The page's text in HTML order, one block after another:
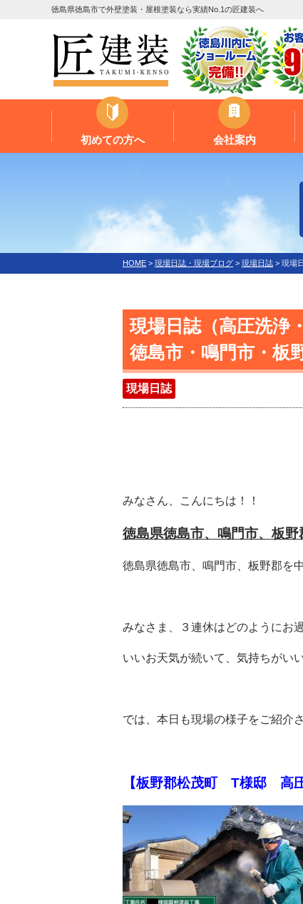
徳島県徳島市で外壁塗装・屋根塗装なら実績No.1の匠建装へ
初めての方へ 会社案内
HOME > 現場日誌・現場ブログ > 現場日誌 > 現場
現場日誌（高圧洗浄
徳島市・鳴門市・板
現場日誌
みなさん、こんにちは！！
徳島県徳島市、鳴門市、板
徳島県徳島市、鳴門市、板野郡を
みなさま、３連休はどのようにお
いいお天気が続いて、気持ちがい
では、本日も現場の様子をご紹介
【板野郡松茂町 T様邸 高圧